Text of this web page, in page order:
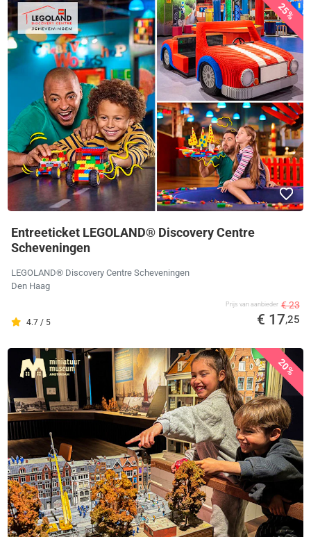
25%
Entreeticket LEGOLAND® Discovery Centre
Scheveningen
LEGOLAND® Discovery Centre Scheveningen
Den Haag
4.7 / 5
Prijs van aanbieder € 23
€ 17,25
20%